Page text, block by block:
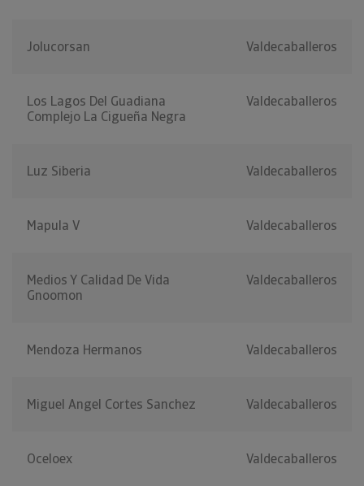
Jolucorsan Valdecaballeros
Los Lagos Del Guadiana
Complejo La Cigueña Negra
Valdecaballeros
Luz Siberia Valdecaballeros
Mapula V Valdecaballeros
Medios Y Calidad De Vida
Gnoomon
Valdecaballeros
Mendoza Hermanos Valdecaballeros
Miguel Angel Cortes Sanchez Valdecaballeros
Oceloex Valdecaballeros